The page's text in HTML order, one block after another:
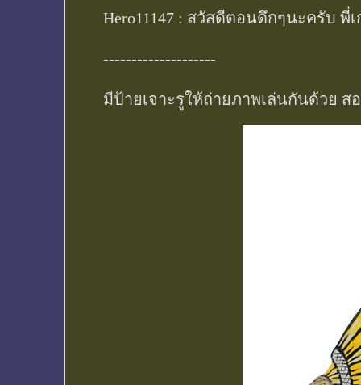
Hero11147 : สวัสดีตอนดึกๆนะครับ
--------------------
มีป้ายเจาะรูให้ถ่ายภาพเล่นกันด้วย